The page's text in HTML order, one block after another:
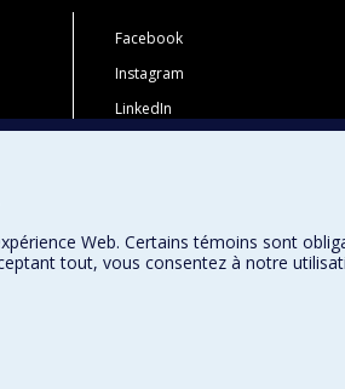
Facebook
Instagram
LinkedIn
Web. Certains témoins sont
tout, vous consentez à notre